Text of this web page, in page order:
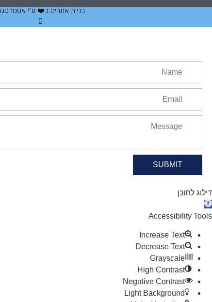
בניית אתרים ב❤️ ע"י אסטרטגו
SUBMIT
דילוג לתוכן
פתח סרגל נגישות
Accessibility Tools
Increase Text
Decrease Text
Grayscale
High Contrast
Negative Contrast
Light Background